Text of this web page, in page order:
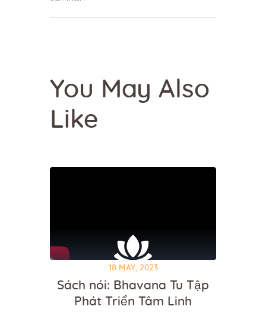
You May Also
Like
18 MAY, 2023
Sách nói: Bhavana Tu Tập
Phát Triển Tâm Linh